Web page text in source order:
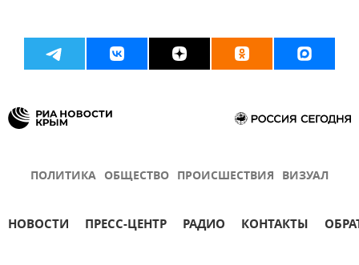
ПОЛИТИКА ОБЩЕСТВО ПРОИСШЕСТВИЯ ВИЗУАЛ
НОВОСТИ ПРЕСС-ЦЕНТР РАДИО КОНТАКТЫ